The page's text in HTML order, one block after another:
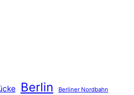
Berlin Berliner Nordbahn